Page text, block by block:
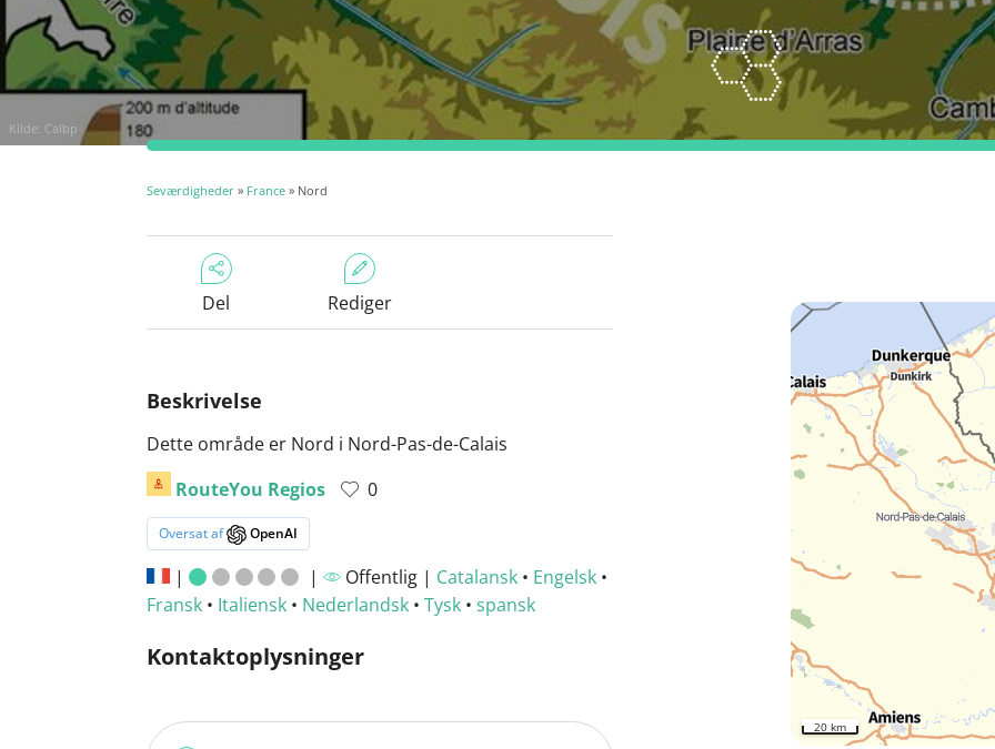
Kilde: Calbp
Seværdigheder » France » Nord
Del Rediger
Beskrivelse
Dette område er Nord i Nord-Pas-de-Calais
RouteYou Regios
0
Oversat af OpenAI
| | Offentlig | Catalansk• Engelsk•
Fransk • Italiensk • Nederlandsk • Tysk • spansk
Kontaktoplysninger
20 km